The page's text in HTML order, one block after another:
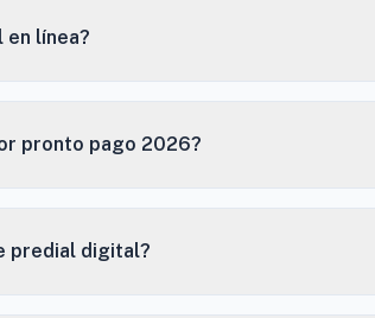
en línea?
pronto pago 2026?
predial digital?